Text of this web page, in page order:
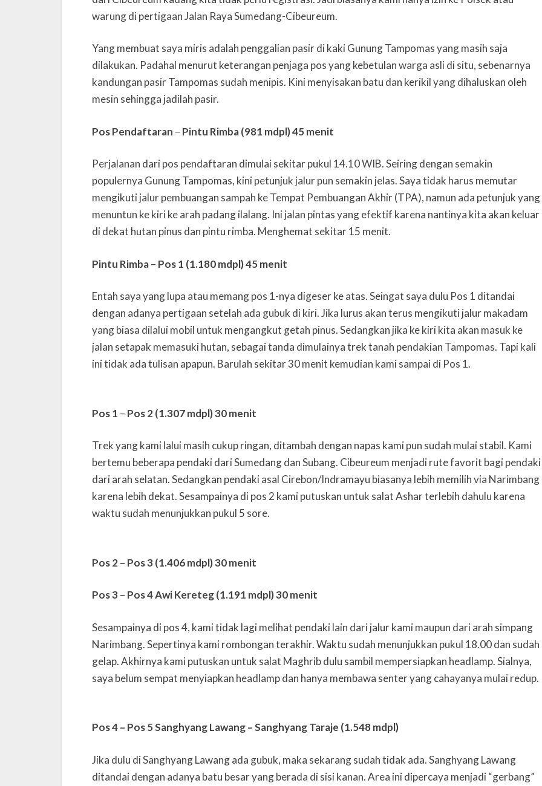
warung di pertigaan Jalan Raya Sumedang-Cibeureum.
Yang membuat saya miris adalah penggalian pasir di kaki Gunung Tampomas yang masih saja
dilakukan. Padahal menurut keterangan penjaga pos yang kebetulan warga asli di situ, sebenarnya
kandungan pasir Tampomas sudah menipis. Kini menyisakan batu dan kerikil yang dihaluskan oleh
mesin sehingga jadilah pasir.
Pos Pendaftaran – Pintu Rimba (981 mdpl)45 menit
Perjalanan dari pos pendaftaran dimulai sekitar pukul 14.10 WIB. Seiring dengan semakin
populernya Gunung Tampomas, kini petunjuk jalur pun semakin jelas. Saya tidak harus memutar
mengikuti jalur pembuangan sampah ke Tempat Pembuangan Akhir (TPA), namun ada petunjuk yang
menuntun ke kiri ke arah padang ilalang. Ini jalan pintas yang efektif karena nantinya kita akan keluar
di dekat hutan pinus dan pintu rimba. Menghemat sekitar 15 menit.
Pintu Rimba– Pos 1 (1.180 mdpl)45 menit
Entah saya yang lupa atau memang pos 1-nya digeser ke atas. Seingat saya dulu Pos 1 ditandai
dengan adanya pertigaan setelah ada gubuk di kiri. Jika lurus akan terus mengikuti jalur makadam
yang biasa dilalui mobil untuk mengangkut getah pinus. Sedangkan jika ke kiri kita akan masuk ke
jalan setapak memasuki hutan, sebagai tanda dimulainya trek tanah pendakian Tampomas. Tapi kali
ini tidak ada tulisan apapun. Barulah sekitar 30 menit kemudian kami sampai di Pos 1.
Pos 1 – Pos 2 (1.307 mdpl) 30 menit
Trek yang kami lalui masih cukup ringan, ditambah dengan napas kami pun sudah mulai stabil. Kami
bertemu beberapa pendaki dari Sumedang dan Subang. Cibeureum menjadi rute favorit bagi pendaki
dari arah selatan. Sedangkan pendaki asal Cirebon/Indramayu biasanya lebih memilih via Narimbang
karena lebih dekat. Sesampainya di pos 2 kami putuskan untuk salat Ashar terlebih dahulu karena
waktu sudah menunjukkan pukul 5 sore.
Pos 2 – Pos 3 (1.406 mdpl)30 menit
Pos 3 – Pos 4 Awi Kereteg (1.191 mdpl) 30 menit
Sesampainya di pos 4, kami tidak lagi melihat pendaki lain dari jalur kami maupun dari arah simpang
Narimbang. Sepertinya kami rombongan terakhir. Waktu sudah menunjukkan pukul 18.00 dan sudah
gelap. Akhirnya kami putuskan untuk salat Maghrib dulu sambil mempersiapkan headlamp. Sialnya,
saya belum sempat menyiapkan headlamp dan hanya membawa senter yang cahayanya mulai redup.
Pos 4 – Pos 5 Sanghyang Lawang – Sanghyang Taraje (1.548 mdpl)
Jika dulu di Sanghyang Lawang ada gubuk, maka sekarang sudah tidak ada. Sanghyang Lawang
ditandai dengan adanya batu besar yang berada di sisi kanan. Area ini dipercaya menjadi “gerbang”